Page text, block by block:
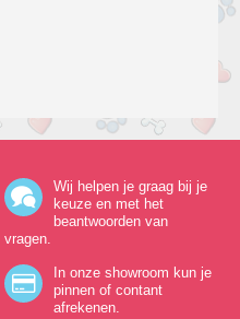
Wij helpen je graag bij je
keuze en met het
beantwoorden van
vragen.
In onze showroom kun je
pinnen of contant
afrekenen.